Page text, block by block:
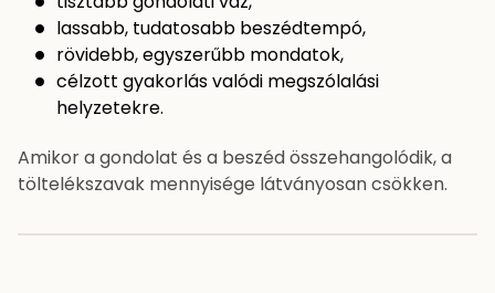
lassabb, tudatosabb beszédtempó,
rövidebb, egyszerűbb mondatok,
célzott gyakorlás valódi megszólalási
helyzetekre.
Amikor a gondolat és a beszéd összehangolódik, a
töltelékszavak mennyisége látványosan csökken.